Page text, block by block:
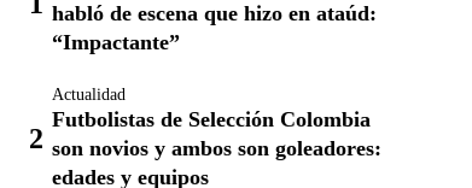
habló de escena que hizo en ataúd:
“Impactante”
Actualidad
Futbolistas de Selección Colombia
son novios y ambos son goleadores:
edades y equipos